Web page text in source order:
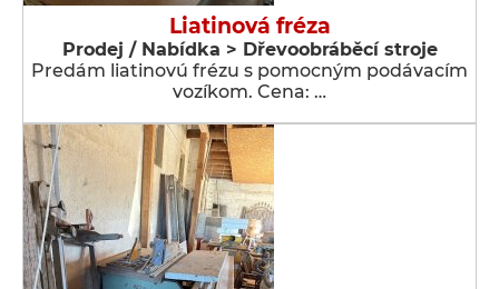
Liatinová fréza
Prodej / Nabídka > Dřevoobráběcí stroje
Predám liatinovú frézu s pomocným podávacím
vozíkom. Cena: …